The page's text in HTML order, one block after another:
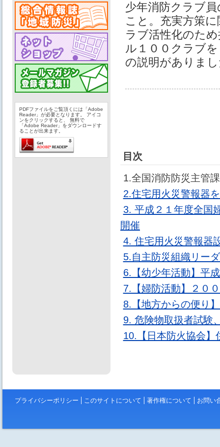
PDFファイルをご覧頂くには「Adobe
Reader」が必要となります。 アイコ
ンをクリックすると、 無料で
「Adobe Reader」をダウンロードす
ることが出来ます。
少年消防クラブ
こと。充実⽅策
ラブ活性化のた
ル１００クラブ
の説明がありま
目次
1.全国消防防災主管
2.住宅用火災警報器
3. 平成２１年度全国
開催
4. 住宅用火災警報器
5.自主防災組織リー
6.【幼少年活動】平
7.【婦防活動】２０
8.【地方からの便り
9. 危険物取扱者試験
10.【日本防火協会】
プライバシーポリシー このサイトについて 著作権について お問い